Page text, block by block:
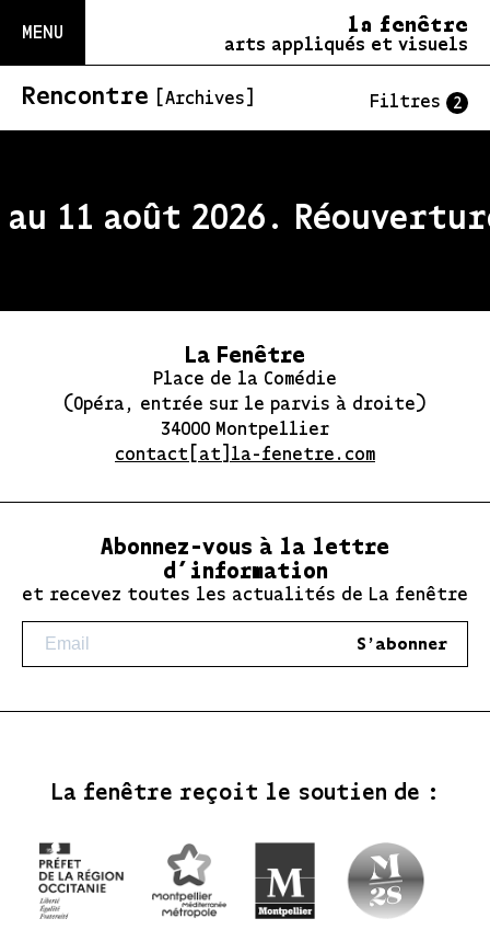
MENU la fenêtre
arts appliqués et visuels
Rencontre [Archives] Filtres 2
11 août 2026.
La Fenêtre
Place de la Comédie
(Opéra, entrée sur le parvis à droite)
34000 Montpellier
contact[at]la-fenetre.com
Abonnez-vous à la lettre
d’information
et recevez toutes les actualités de La fenêtre
S'abonner
La fenêtre reçoit le soutien de :